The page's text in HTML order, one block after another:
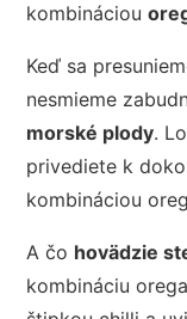
kombináciou
Keď sa
nesmieme
morské plody.
privediete k
kombináciou
A čo hovädzie
kombináciu